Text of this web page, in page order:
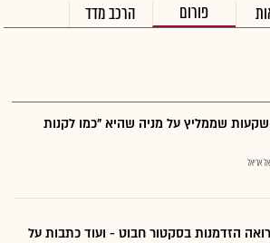
פורום הרכב מדד
שממליץ על מניה שהיא "כמו לקנות
אריאל
הזדמנות בסקטור חבוט - ועוד כתבות על